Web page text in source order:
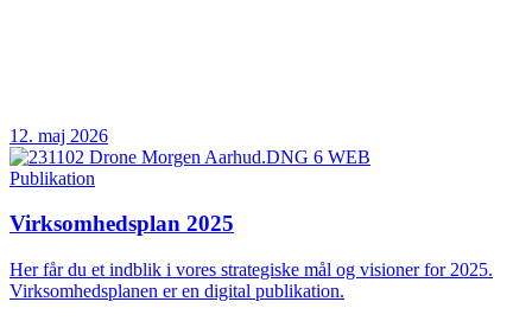
12. maj 2026
Publikation
Virksomhedsplan 2025
Her får du et indblik i vores strategiske mål og visioner for 2025.
Virksomhedsplanen er en digital publikation.